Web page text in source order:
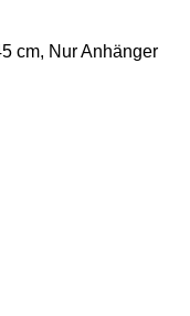
cm, Nur Anhänger